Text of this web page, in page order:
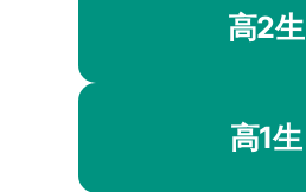
高2生
高1生